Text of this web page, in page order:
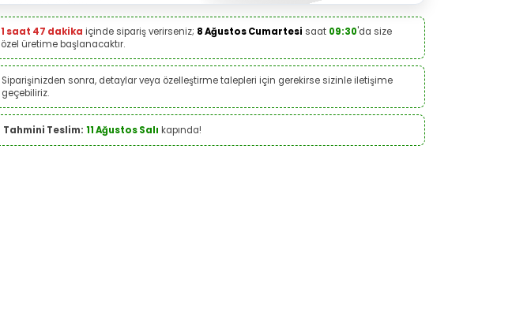
1 saat 47 dakika içinde sipariş verirseniz; 8 Ağustos Cumartesi saat 09:30'da size
özel üretime başlanacaktır.
Siparişinizden sonra, detaylar veya özelleştirme talepleri için gerekirse sizinle iletişime
geçebiliriz.
Tahmini Teslim: 11 Ağustos Salı kapında!